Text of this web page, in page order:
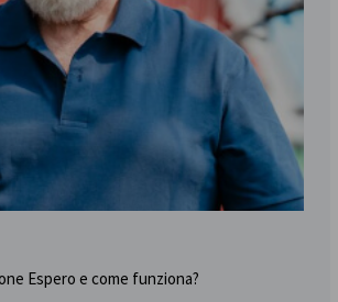
Espero e come funziona?